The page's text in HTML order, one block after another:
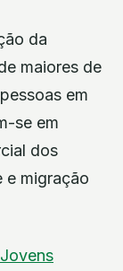
da
maiores de
em
se em
dos
e migração
Jovens